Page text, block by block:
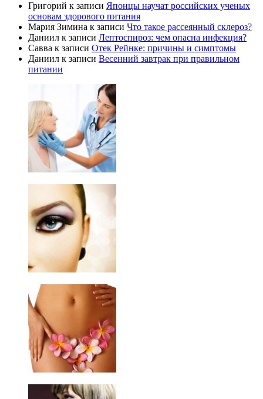
Григорий к записи Японцы научат российских ученых
основам здорового питания
Мария Зимина к записи Что такое рассеянный склероз?
Даниил к записи Лептоспироз: чем опасна инфекция?
Савва к записи Отек Рейнке: причины и симптомы
Даниил к записи Весенний завтрак при правильном
питании